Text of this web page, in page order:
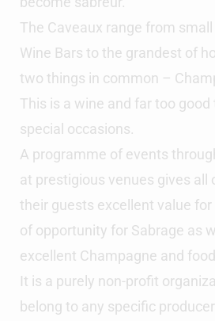
The Caveaux range from
Wine Bars to the grandest of
two things in common –
This is a wine and far too
special occasions.
A programme of events
at prestigious venues gives all
their guests excellent value
of opportunity for Sabrage as
excellent Champagne and
It is a purely non-profit
belong to any specific